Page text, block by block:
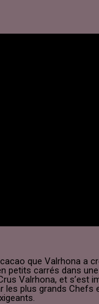
que Valrhona a
petits carrés dans
Valrhona, et
plus grands